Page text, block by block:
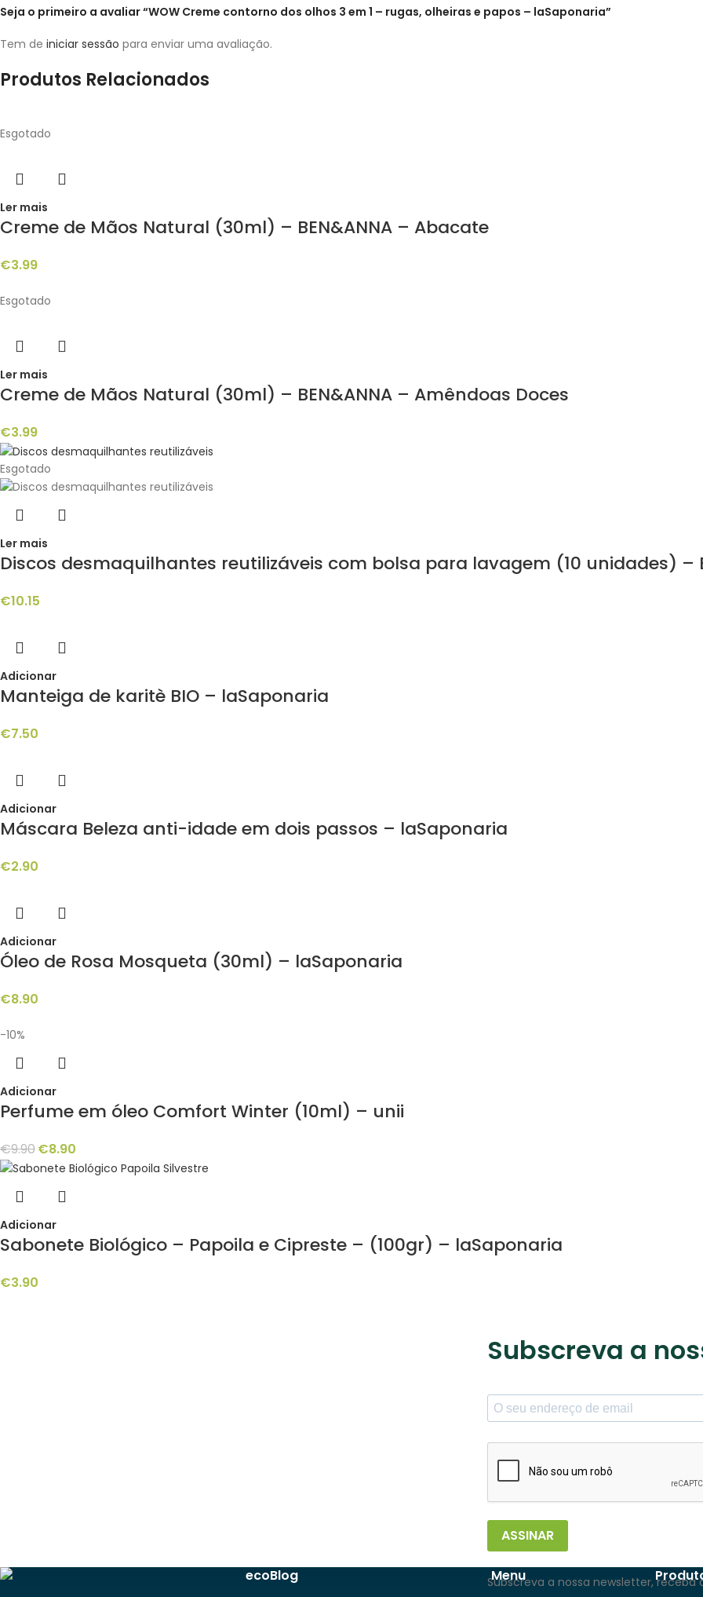
Seja o primeiro a avaliar “WOW Creme contorno dos olhos 3 em 1 – rugas, olheiras e papos – laSaponaria”
Tem de iniciar sessão para enviar uma avaliação.
Produtos Relacionados
Esgotado
Ler mais
Creme de Mãos Natural (30ml) – BEN&ANNA – Abacate
€3.99
Esgotado
Ler mais
Creme de Mãos Natural (30ml) – BEN&ANNA – Amêndoas Doces
€3.99
Esgotado
Ler mais
Discos desmaquilhantes reutilizáveis com bolsa para lavagem (10 unidades) –
€10.15
Adicionar
Manteiga de karitè BIO – laSaponaria
€7.50
Adicionar
Máscara Beleza anti-idade em dois passos – laSaponaria
€2.90
Adicionar
Óleo de Rosa Mosqueta (30ml) – laSaponaria
€8.90
-10%
Adicionar
Perfume em óleo Comfort Winter (10ml) – unii
€9.90€8.90
Adicionar
Sabonete Biológico – Papoila e Cipreste – (100gr) – laSaponaria
€3.90
Subscreva a
ASSINAR
Subscreva a nossa newsletter,
ecoBlog Menu